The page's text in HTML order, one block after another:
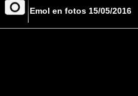
Emol en fotos 15/05/2016